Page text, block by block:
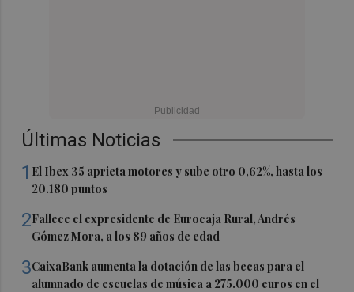
Últimas Noticias
1 El Ibex 35 aprieta motores y sube otro 0,62%, hasta los
20.180 puntos
2Fallece el expresidente de Eurocaja Rural, Andrés
Gómez Mora, a los 89 años de edad
3CaixaBank aumenta la dotación de las becas para el
alumnado de escuelas de música a 275.000 euros en el